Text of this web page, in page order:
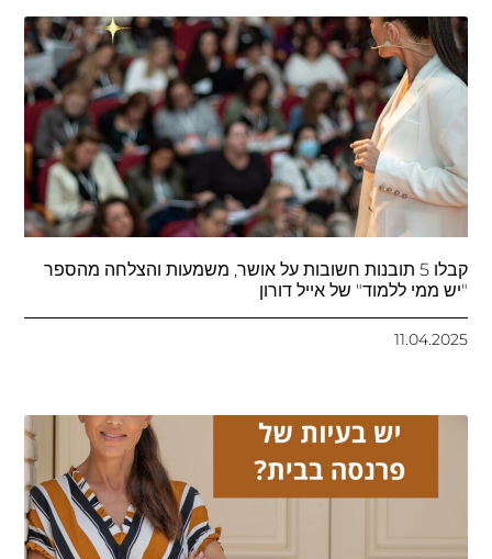
קבלו 5 תובנות חשובות על אושר, משמעות והצלחה מהספר
"יש ממי ללמוד" של אייל דורון
11.04.2025